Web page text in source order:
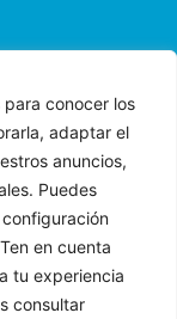
conocer los
adaptar el
anuncios,
Puedes
en cuenta
tu experiencia
consultar
con
con nuestra
contáctanos